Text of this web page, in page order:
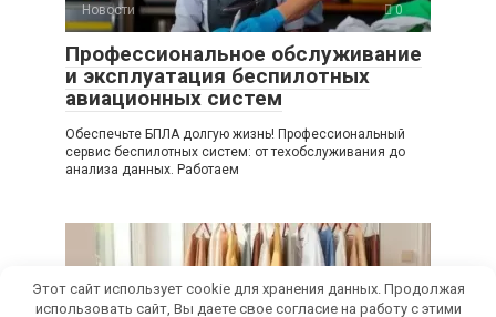
Новости 0
Профессиональное обслуживание
и эксплуатация беспилотных
авиационных систем
Обеспечьте БПЛА долгую жизнь! Профессиональный
сервис беспилотных систем: от техобслуживания до
анализа данных. Работаем
Этот сайт использует cookie для хранения данных. Продолжая
использовать сайт, Вы даете свое согласие на работу с этими